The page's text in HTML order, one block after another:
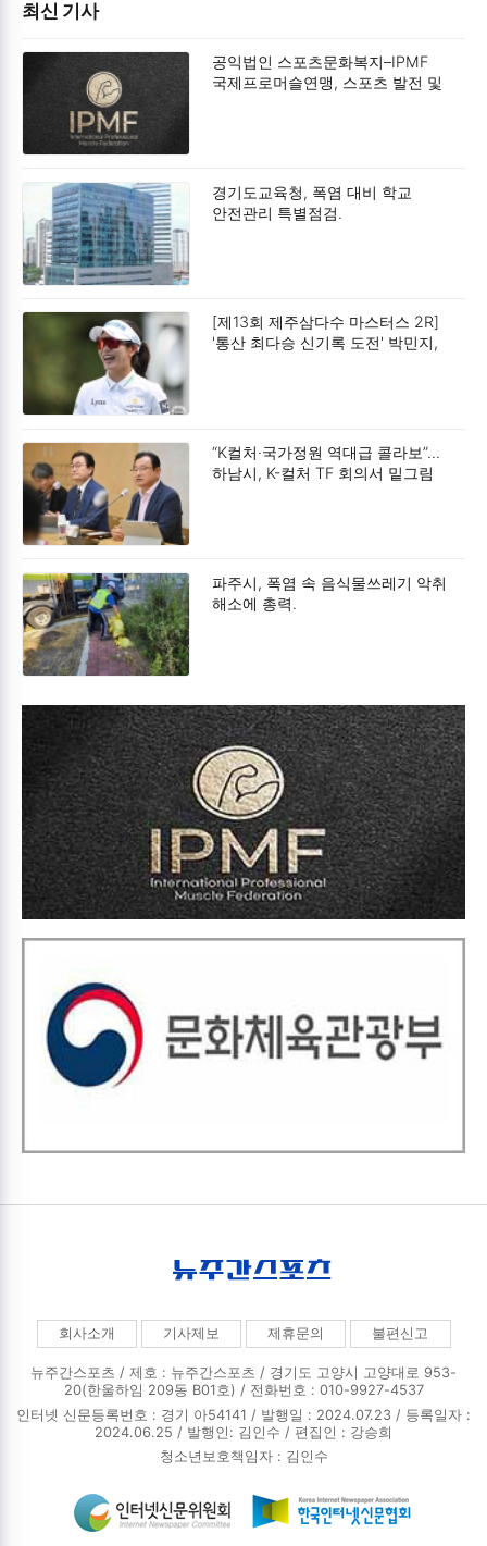
최신 기사
공익법인 스포츠문화복지–IPMF
국제프로머슬연맹, 스포츠 발전 및
경기도교육청, 폭염 대비 학교
안전관리 특별점검.
[제13회 제주삼다수 마스터스 2R]
'통산 최다승 신기록 도전' 박민지,
“K컬처·국가정원 역대급 콜라보”…
하남시, K-컬처 TF 회의서 밑그림
파주시, 폭염 속 음식물쓰레기 악취
해소에 총력.
회사소개 기사제보 제휴문의 불편신고
뉴주간스포츠 / 제호 : 뉴주간스포츠 / 경기도 고양시 고양대로 953-
20(한울하임 209동 B01호) / 전화번호 : 010-9927-4537
인터넷 신문등록번호 : 경기 아54141 / 발행일 : 2024.07.23 / 등록일자 :
2024.06.25 / 발행인: 김인수 / 편집인 : 강승희
청소년보호책임자 : 김인수